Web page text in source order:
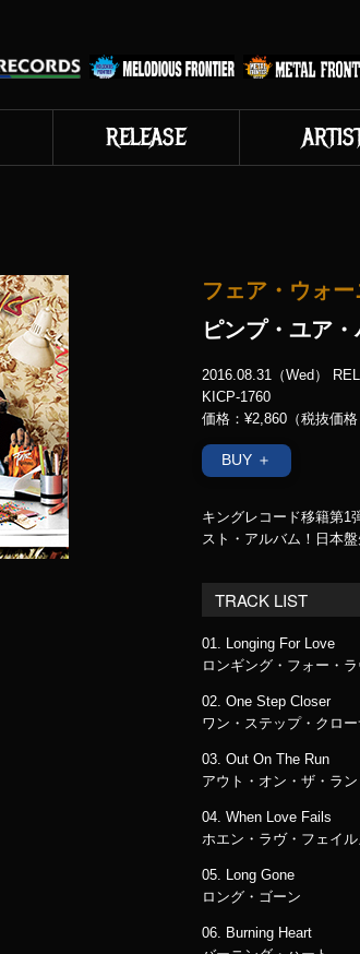
RELEASE
フェア・ウォ
ピンプ・ユア・
2016.08.31（Wed）
KICP-1760
価格：¥2,860（税抜価格
BUY ＋
キングレコード移籍第1
スト・アルバム！日本盤
TRACK LIST
01. Longing For Love
ロンギング・フォー・
02. One Step Closer
ワン・ステップ・クロー
03. Out On The Run
アウト・オン・ザ・ラン
04. When Love Fails
ホエン・ラヴ・フェイ
05. Long Gone
ロング・ゴーン
06. Burning Heart